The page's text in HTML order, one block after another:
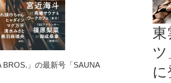
」の最新号「SAUNA
東
に